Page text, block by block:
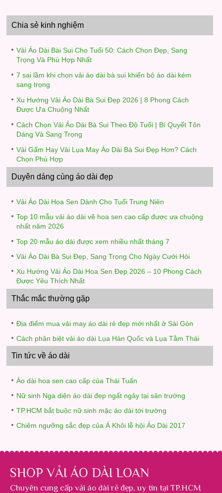
Chia sẻ kinh nghiệm
Vải Áo Dài Bài Sui Cho Tuổi 50: Cách Chọn Đẹp, Sang
Trọng Và Phù Hợp Nhất
7 sai lầm khi chọn vải áo dài bà sui khiến bộ áo dài kém
sang trọng
Xu Hướng Vải Áo Dài Bà Sui Đẹp 2026 | 8 Phong Cách
Được Ưa Chuộng Nhất
Cách Chọn Vải Áo Dài Bà Sui Theo Độ Tuổi | Bí Quyết Tôn
Dáng Và Sang Trọng
Vải Gấm Hay Vải Lụa May Áo Dài Bà Sui Đẹp Hơn? Cách
Chọn Phù Hợp
Duyên dáng cùng áo dài đẹp
Vải Áo Dài Hoa Sen Dành Cho Tuổi Trung Niên
Top 10 mẫu vải áo dài vẽ hoa sen cao cấp được ưa chuộng
nhất năm 2026
Top 20 mẫu áo dài được xem nhiều nhất tháng 7
Vải Áo Dài Bà Sui Đẹp, Sang Trọng Cho Ngày Cưới Hỏi
Xu Hướng Vải Áo Dài Hoa Sen Đẹp 2026 – 10 Phong Cách
Được Yêu Thích Nhất
Thắc mắc thường gặp
Địa điểm mua vải may áo dài rẻ đẹp mới nhất ở Sài Gòn
Cách phân biệt vải áo dài Lụa Hàn Quốc và Lụa Tằm Thái
Tin tức về áo dài
Áo dài hoa sen cao cấp của Thái Tuấn
Nữ sinh Nga diện áo dài đẹp ngất ngây tại sân trường
TP.HCM bắt buộc nữ sinh mặc áo dài tới trường
Chiêm ngưỡng sắc đẹp của Á Khôi lễ hội Áo Dài 2017
SHOP VẢI ÁO DÀI LOAN
Chuyên cung cấp vải áo dài rẻ đẹp, uy tín tại TP.HCM